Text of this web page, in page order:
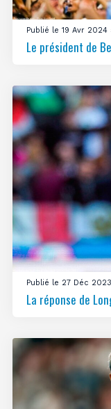
Publié le 19 Avr 2024
Le président de
Publié le 27 Déc
La réponse de